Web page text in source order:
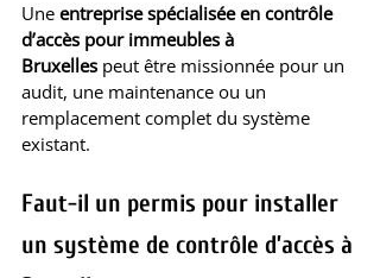
Une entreprise spécialisée en contrôle
d’accès pour immeubles à
Bruxelles peut être missionnée pour un
audit, une maintenance ou un
remplacement complet du système
existant.
Faut-il un permis pour installer
un système de contrôle d’accès à